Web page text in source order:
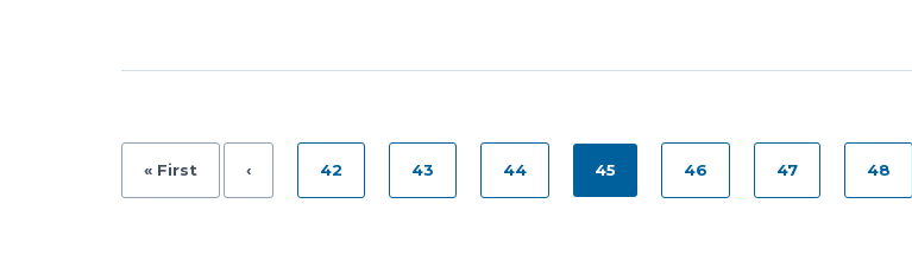
« First ‹ 42 43 44 45 46 47 48